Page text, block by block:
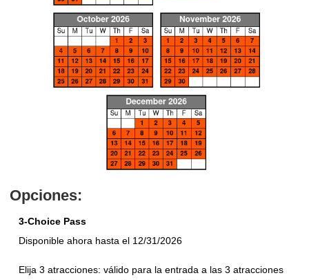
Opciones:
3-Choice Pass
Disponible ahora hasta el 12/31/2026
Elija 3 atracciones: válido para la entrada a las 3 atracciones